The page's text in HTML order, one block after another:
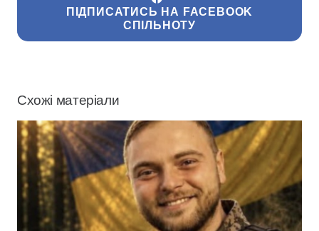
ПІДПИСАТИСЬ НА FACEBOOK
СПІЛЬНОТУ
Схожі матеріали